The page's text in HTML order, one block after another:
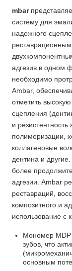
mbar
систему для
надежного
адгезив в одном
необходимо
Ambar,
отметить
сцепления
и
полимеризации,
коллагеновые
дентина и
более
адгезии. Ambar
реставраций,
композитного и
использование с
Мономер MDP
зубов, что
основным